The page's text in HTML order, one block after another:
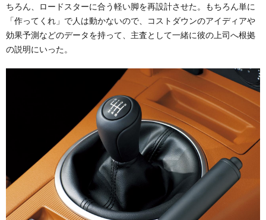
ちろん、ロードスターに合う軽い脚を再設計させた。もちろん単に
「作ってくれ」で人は動かないので、コストダウンのアイディアや
効果予測などのデータを持って、主査として一緒に彼の上司へ根拠
の説明にいった。